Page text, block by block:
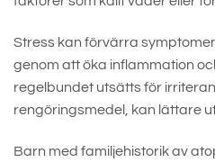
Stress kan förvärra
genom att öka inflammation
regelbundet utsätts för
rengöringsmedel, kan lättare
Barn med familjehistorik av